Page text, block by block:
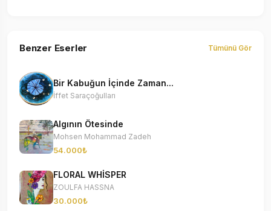
Benzer Eserler Tümünü Gör
Bir Kabuğun İçinde Zaman...
İffet Saraçoğulları
Algının Ötesinde
Mohsen Mohammad Zadeh
54.000₺
FLORAL WHİSPER
ZOULFA HASSNA
30.000₺